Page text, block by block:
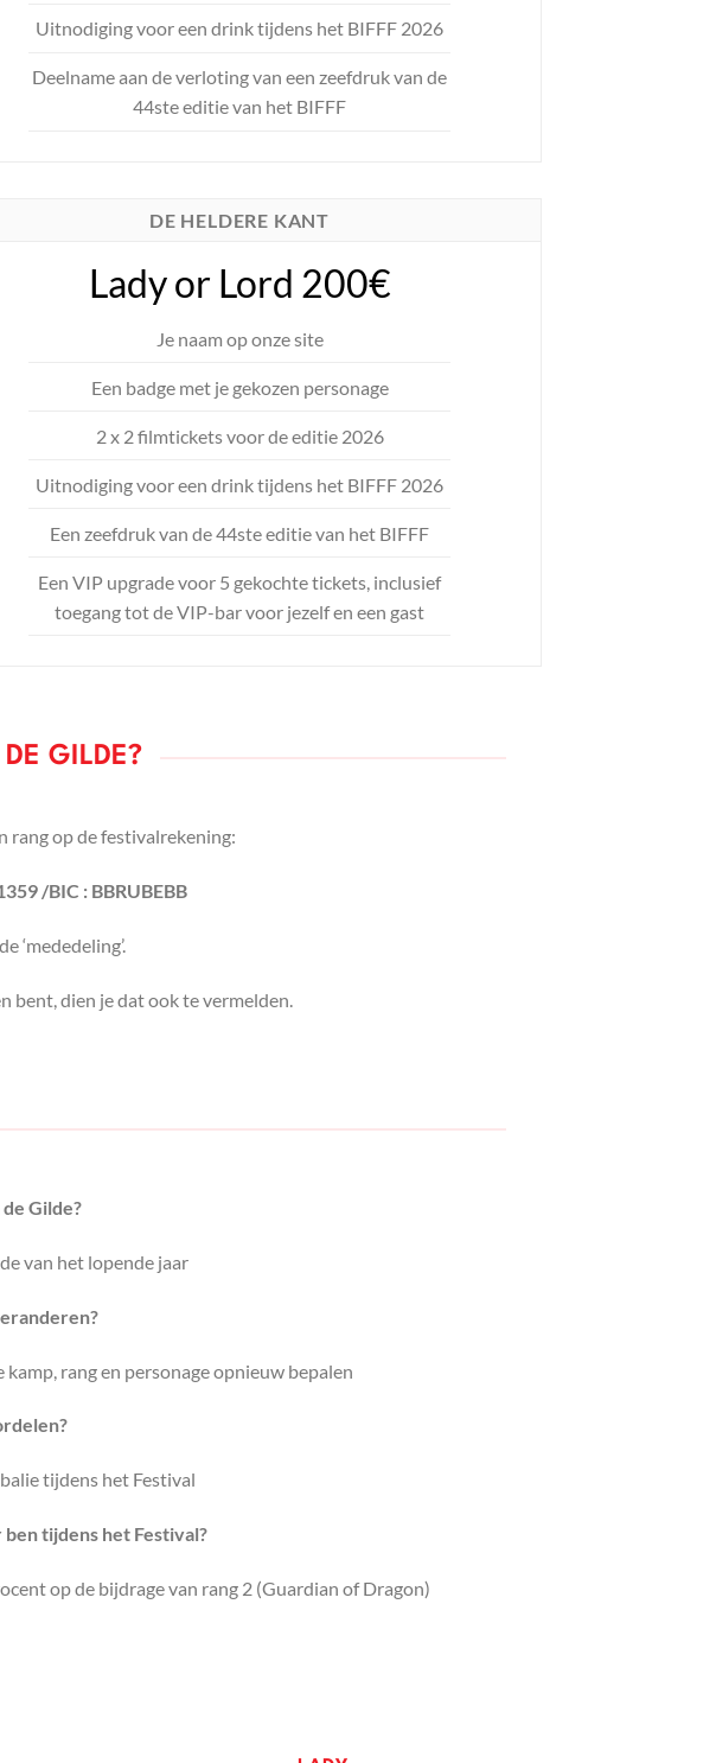
Uitnodiging voor een drink tijdens het BIFFF 2026
Deelname aan de verloting van een zeefdruk van de
44ste editie van het BIFFF
DE HELDERE KANT
Lady or Lord 200€
Je naam op onze site
Een badge met je gekozen personage
2 x 2 filmtickets voor de editie 2026
Uitnodiging voor een drink tijdens het BIFFF 2026
Een zeefdruk van de 44ste editie van het BIFFF
Een VIP upgrade voor 5 gekochte tickets, inclusief
toegang tot de VIP-bar voor jezelf en een gast
GILDE?
rang op de festivalrekening:
/BIC : BBRUBEBB
‘mededeling’.
bent, dien je dat ook te vermelden.
Gilde?
van het lopende jaar
kamp, rang en personage opnieuw bepalen
tijdens het Festival
tijdens het Festival?
op de bijdrage van rang 2 (Guardian of Dragon)